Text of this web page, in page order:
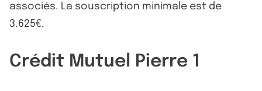
associés. La souscription minimale est de
3.625€.
Crédit Mutuel Pierre 1